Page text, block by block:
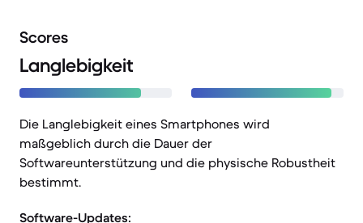
Scores
Langlebigkeit
Die Langlebigkeit eines Smartphones wird
maßgeblich durch die Dauer der
Softwareunterstützung und die physische Robustheit
bestimmt.
Software-Updates: